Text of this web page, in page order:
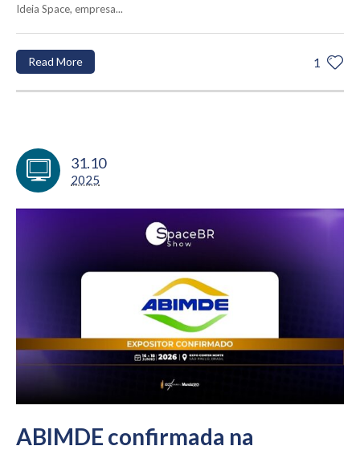
Ideia Space, empresa...
1
Read More
31.10
2025
ABIMDE confirmada na